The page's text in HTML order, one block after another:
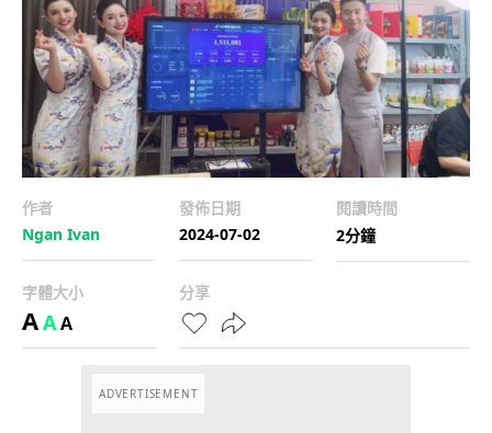
作者
Ngan Ivan
發佈日期
2024-07-02
閱讀時間
2分鐘
字體大小
AAA
分享
ADVERTISEMENT